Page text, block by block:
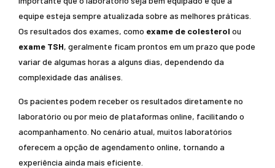
equipe esteja sempre atualizada sobre as melhores práticas.
Os resultados dos exames, como exame de colesterol ou
exame TSH, geralmente ficam prontos em um prazo que pode
variar de algumas horas a alguns dias, dependendo da
complexidade das análises.
Os pacientes podem receber os resultados diretamente no
laboratório ou por meio de plataformas online, facilitando o
acompanhamento. No cenário atual, muitos laboratórios
oferecem a opção de agendamento online, tornando a
experiência ainda mais eficiente.